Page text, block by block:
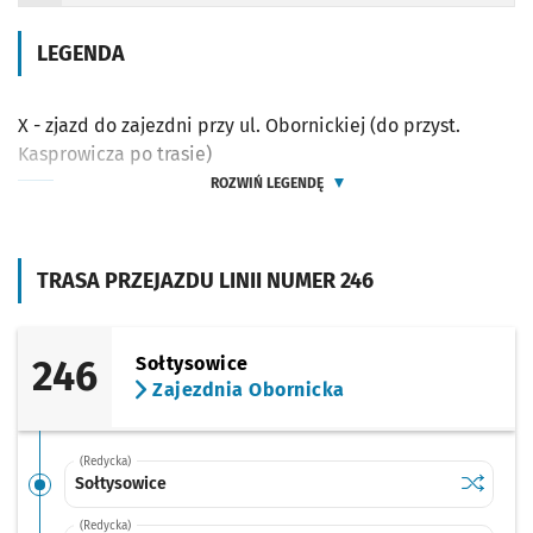
TRASA PRZEJAZDU LINII NUMER 246
246
Sołtysowice
Zajezdnia Obornicka
(Redycka)
Sołtysowice Sprawdź
(Redycka)
LEGENDA
X - zjazd do zajezdni przy ul. Obornickiej (do przyst.
Kasprowicza po trasie)
ROZWIŃ LEGENDĘ